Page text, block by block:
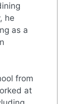
he
as a
from
at